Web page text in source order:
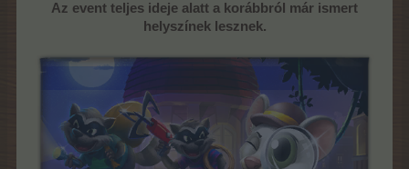
Az event teljes ideje alatt a korábbról már ismert
helyszínek lesznek.